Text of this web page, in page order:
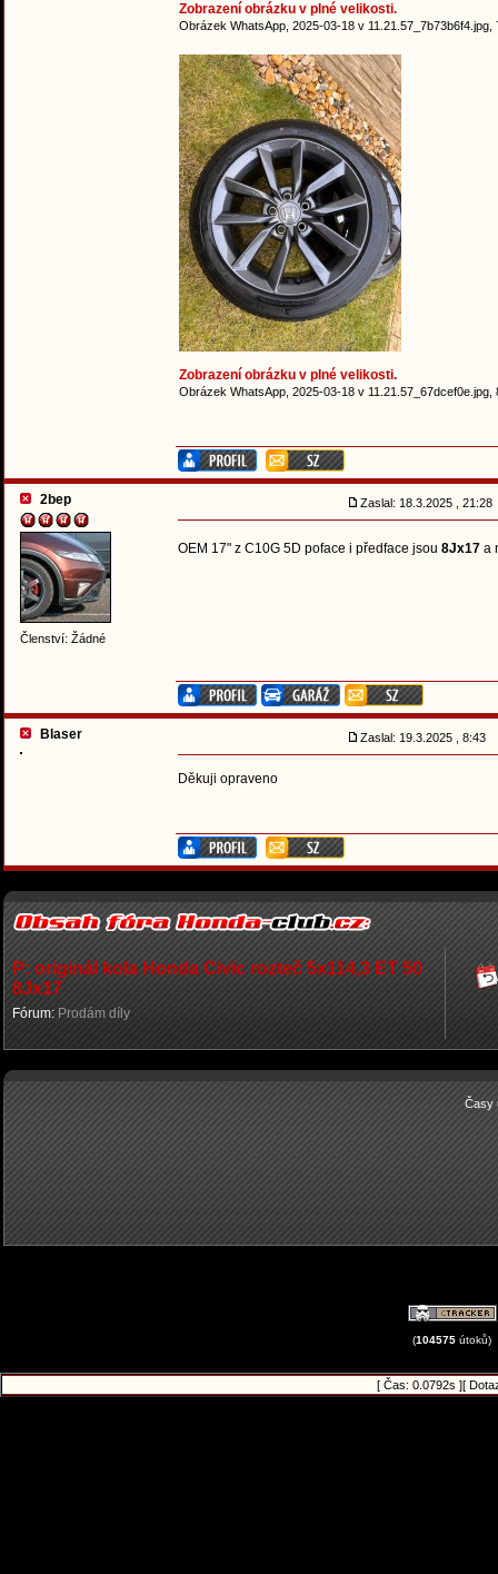
Zobrazení obrázku v plné velikosti.
Obrázek WhatsApp, 2025-03-18 v 11.21.57_7b73b6f4.jpg,
Zobrazení obrázku v plné velikosti.
Obrázek WhatsApp, 2025-03-18 v 11.21.57_67dcef0e.jpg,
2bep
Členství: Žádné
Zaslal: 18.3.2025 , 21:28
OEM 17" z C10G 5D poface i předface jsou 8Jx17 a
Blaser Zaslal: 19.3.2025 , 8:43
Děkuji opraveno
P: originál kola Honda Civic rozteč 5x114,3 ET 50
8Jx17
Fórum: Prodám díly
Časy
(104575 útoků)
[ Čas: 0.0792s ][